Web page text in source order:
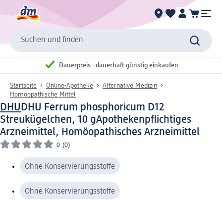
Suchen und finden
Dauerpreis - dauerhaft günstig einkaufen
Startseite Online-Apotheke
Alternative Medizin
Homöopathische Mittel
DHUDHU Ferrum phosphoricum D12
Streukügelchen, 10 gApothekenpflichtiges
Arzneimittel, Homöopathisches Arzneimittel
0 (0)
Ohne Konservierungsstoffe
Ohne Konservierungsstoffe